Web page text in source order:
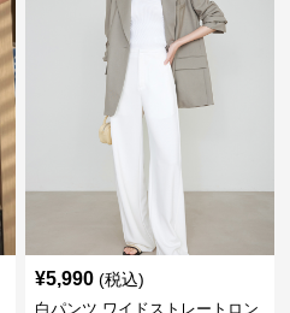
¥5,990 (税込)
白パンツ ワイドストレートロン